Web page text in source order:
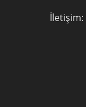
İletişim: